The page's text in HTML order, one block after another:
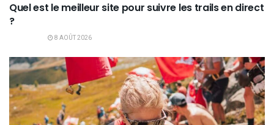
Quel est le meilleur site pour suivre les trails en direct
?
8 AOÛT 2026